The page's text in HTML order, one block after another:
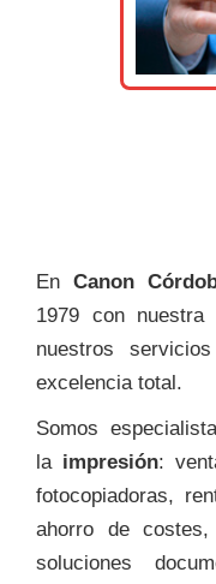
En Canon
1979 con
nuestros
excelencia total.
Somos
la impresión:
fotocopiadoras,
ahorro de
soluciones